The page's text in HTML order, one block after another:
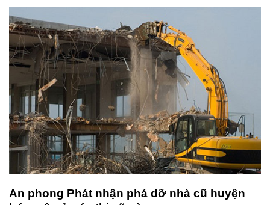
An phong Phát nhận phá dỡ nhà cũ huyện